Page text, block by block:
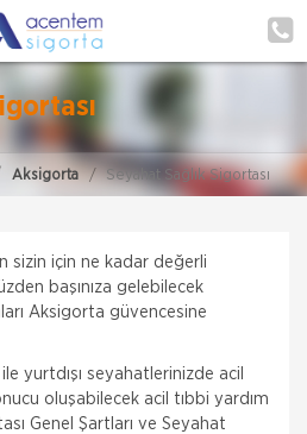
Aksigorta Seyahat Sağlık Sigortası
sizin için ne kadar değerli
başınıza gelebilecek
Aksigorta güvencesine
yurtdışı seyahatlerinizde acil
oluşabilecek acil tıbbi yardım
Genel Şartları ve Seyahat